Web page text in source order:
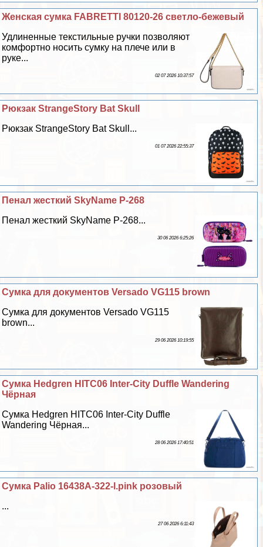
Женская сумка FABRETTI 80120-26 светло-бежевый
Удлиненные текстильные ручки позволяют
комфортно носить сумку на плече или в
руке...
02 07 2026 10:37:57
Рюкзак StrangeStory Bat Skull
Рюкзак StrangeStory Bat Skull...
01 07 2026 22:55:37
Пенал жесткий SkyName P-268
Пенал жесткий SkyName P-268...
30 06 2026 6:25:26
Сумка для документов Versado VG115 brown
Сумка для документов Versado VG115
brown...
29 06 2026 10:19:55
Сумка Hedgren HITC06 Inter-City Duffle Wandering
Чёрная
Сумка Hedgren HITC06 Inter-City Duffle
Wandering Чёрная...
28 06 2026 17:40:51
Сумка Palio 16438A-322-l.pink розовый
...
27 06 2026 6:11:43